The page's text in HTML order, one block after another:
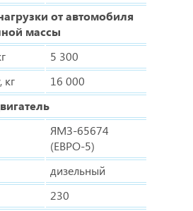
от автомобиля
массы
5 300
кг
16 000
ЯМЗ-65674
(ЕВРО-5)
дизельный
230